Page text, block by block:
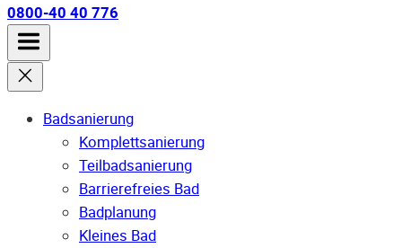
0800-40 40 776
Badsanierung
Komplettsanierung
Teilbadsanierung
Barrierefreies Bad
Badplanung
Kleines Bad